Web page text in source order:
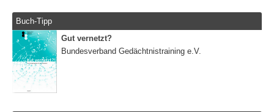
Buch-Tipp
Gut vernetzt?
Bundesverband Gedächtnistraining e.V.